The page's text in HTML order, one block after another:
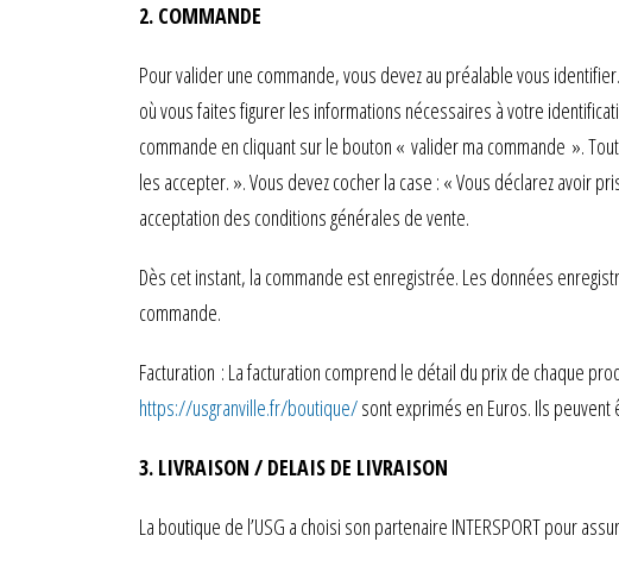
2. COMMANDE
Pour valider une commande, vous devez au préalable vous
où vous faites figurer les informations nécessaires à votre
commande en cliquant sur le bouton « valider ma commande ».
les accepter. ». Vous devez cocher la case : « Vous déclarez avoir
acceptation des conditions générales de vente.
Dès cet instant, la commande est enregistrée. Les données
commande.
Facturation : La facturation comprend le détail du prix de chaque
https://usgranville.fr/boutique/sont exprimés en Euros. Ils
3. LIVRAISON / DELAIS DE LIVRAISON
La boutique de l’USG a choisi son partenaire INTERSPORT pour